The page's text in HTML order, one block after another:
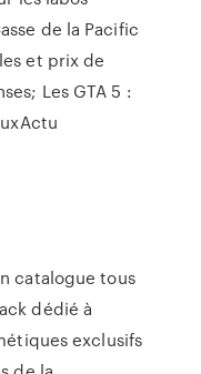
de la Pacific
et prix de
Les GTA 5 :
catalogue tous
dédié à
exclusifs